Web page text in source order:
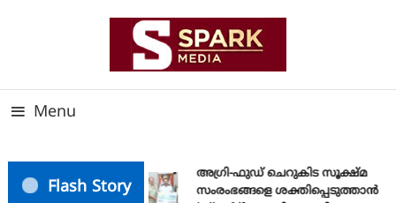
Menu
Flash Story
അഗ്രി-ഫുഡ് ചെറുകിട സൂക്ഷ്മ
സംരംഭങ്ങളെ ശക്തിപ്പെടുത്താന്‍